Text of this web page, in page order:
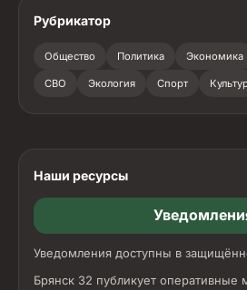
Рубрикатор
Общество Политика Экономика
СВО Экология Спорт
Наши ресурсы
Уведомления доступны в
Брянск 32 публикует оперативные